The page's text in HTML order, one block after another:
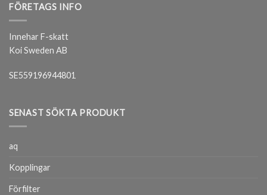
FÖRETAGS INFO
Innehar F-skatt
Koi Sweden AB
SE559196944801
SENAST SÖKTA PRODUKT
aq
Kopplingar
Förfilter